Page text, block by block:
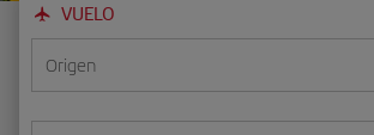
VUELO
Origen